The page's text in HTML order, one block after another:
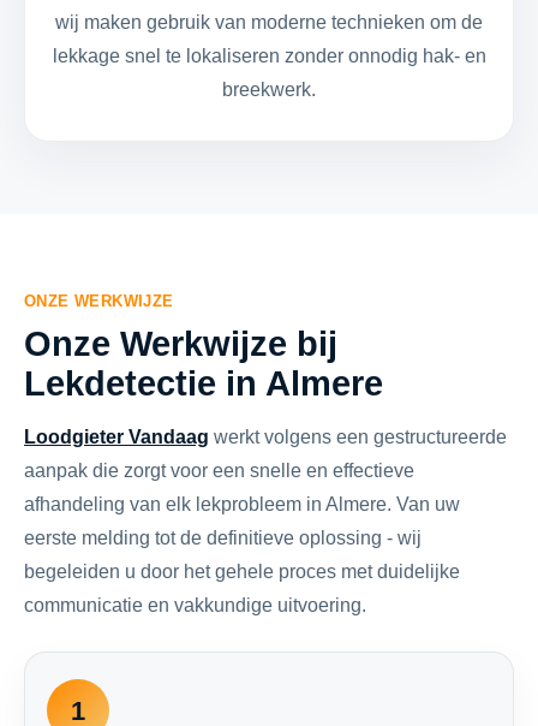
wij maken gebruik van moderne technieken om de
lekkage snel te lokaliseren zonder onnodig hak- en
breekwerk.
ONZE WERKWIJZE
Onze Werkwijze bij
Lekdetectie in Almere
Loodgieter Vandaag werkt volgens een gestructureerde
aanpak die zorgt voor een snelle en effectieve
afhandeling van elk lekprobleem in Almere. Van uw
eerste melding tot de definitieve oplossing - wij
begeleiden u door het gehele proces met duidelijke
communicatie en vakkundige uitvoering.
1